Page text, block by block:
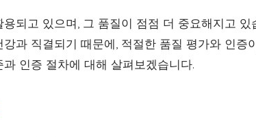
되고 있으며, 그 품질이 점점 더 중요해지고 있
과 직결되기 때문에, 적절한 품질 평가와 인증
인증 절차에 대해 살펴보겠습니다.